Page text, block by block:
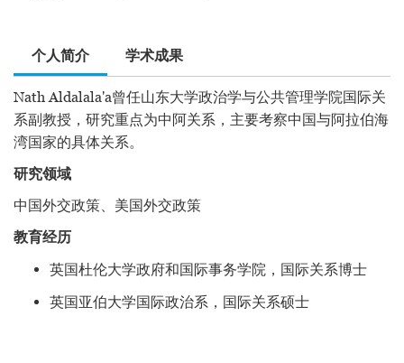
个人简介 学术成果
Nath Aldalala'a曾任山东大学政治学与公共管理学院国际关
系副教授，研究重点为中阿关系，主要考察中国与阿拉伯海
湾国家的具体关系。
研究领域
中国外交政策、美国外交政策
教育经历
英国杜伦大学政府和国际事务学院，国际关系博士
英国亚伯大学国际政治系，国际关系硕士